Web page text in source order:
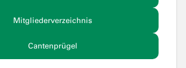
Mitgliederverzeichnis
Cantenprügel